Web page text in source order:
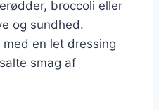
broccoli eller
og sundhed.
med en let dressing
smag af